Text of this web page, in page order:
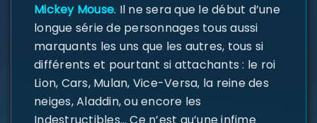
Mickey Mouse. Il ne sera que le début d’une
longue série de personnages tous aussi
marquants les uns que les autres, tous si
différents et pourtant si attachants : le roi
Lion, Cars, Mulan, Vice-Versa, la reine des
neiges, Aladdin, ou encore les